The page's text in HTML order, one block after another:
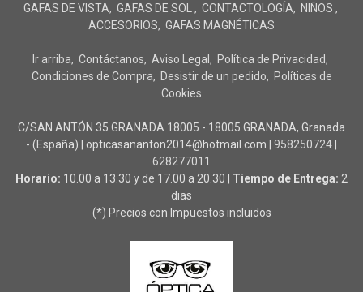
GAFAS DE VISTA GAFAS DE SOL CONTACTOLOGÍA
NIÑOS
ACCESORIOS
GAFAS MAGNÉTICAS
Ir arriba Contáctanos Aviso Legal
Política de Privacidad
Condiciones de Compra
Desistir de un pedido
Políticas de
Cookies
C/SAN ANTÓN 35 GRANADA 18005 - 18005 GRANADA, Granada
- (España) | opticasananton2014@hotmail.com | 958250724
628277011
Horario: 10.00 a 13.30 y de 17.00 a 20.30 | Tiempo de Entrega: 2
dias
(*) Precios con Impuestos incluidos